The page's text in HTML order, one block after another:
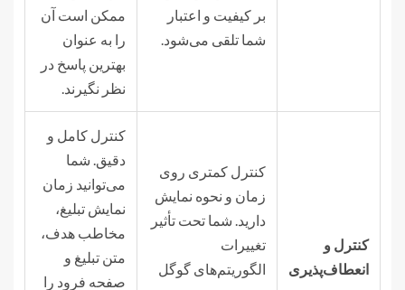
بر کیفیت و اعتبار
شما تلقی می‌شود.
ممکن است آن
را به عنوان
بهترین پاسخ در
نظر نگیرند.
کنترل و
انعطاف‌پذیری
کنترل کمتری روی
زمان و نحوه نمایش
دارید. شما تحت تأثیر
تغییرات
الگوریتم‌های گوگل
کنترل کامل و
دقیق. شما
می‌توانید زمان
نمایش تبلیغ،
مخاطب هدف،
متن تبلیغ و
صفحه فرود را